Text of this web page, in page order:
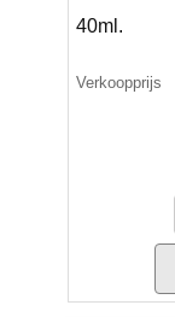
40ml.
Verkoopprijs